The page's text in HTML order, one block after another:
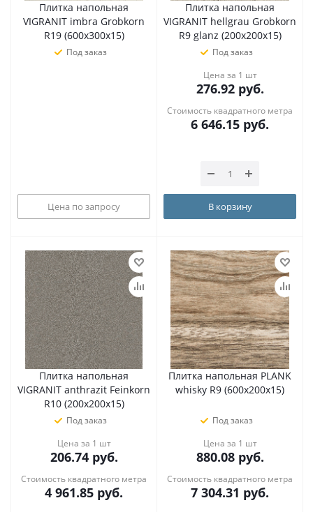
Плитка напольная
VIGRANIT imbra Grobkorn
R19 (600х300х15)
Под заказ
Цена по запросу
Плитка напольная
VIGRANIT hellgrau Grobkorn
R9 glanz (200х200х15)
Под заказ
Цена за 1 шт
276.92руб.
Стоимость квадратного метра
6 646.15 руб.
В корзину
Плитка напольная
VIGRANIT anthrazit Feinkorn
R10 (200х200х15)
Под заказ
Цена за 1 шт
206.74руб.
Стоимость квадратного метра
4 961.85 руб.
Плитка напольная PLANK
whisky R9 (600х200х15)
Под заказ
Цена за 1 шт
880.08руб.
Стоимость квадратного метра
7 304.31 руб.